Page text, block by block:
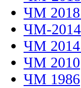
ЧМ 2018
ЧМ-2014
ЧМ 2014
ЧМ 2010
ЧМ 1986